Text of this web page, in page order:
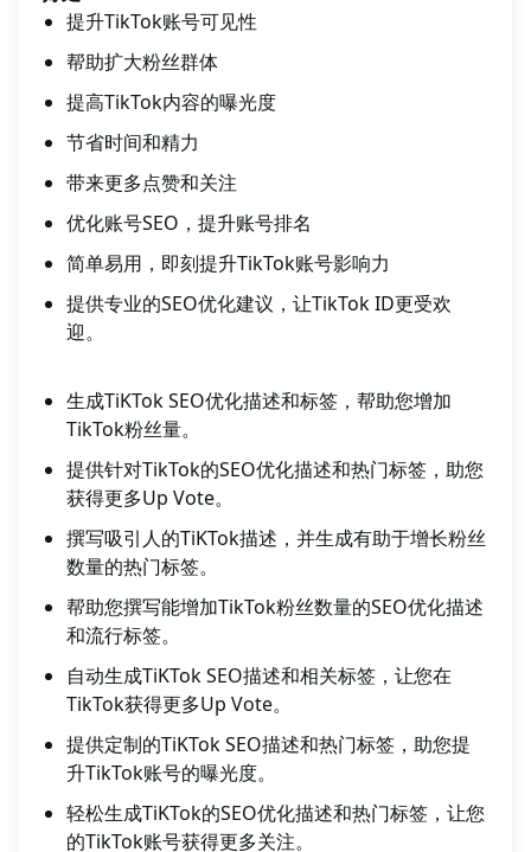
提升TikTok账号可见性
帮助扩大粉丝群体
提高TikTok内容的曝光度
节省时间和精力
带来更多点赞和关注
优化账号SEO，提升账号排名
简单易用，即刻提升TikTok账号影响力
提供专业的SEO优化建议，让TikTok ID更受欢
迎。
生成TiKTok SEO优化描述和标签，帮助您增加
TikTok粉丝量。
提供针对TikTok的SEO优化描述和热门标签，助您
获得更多Up Vote。
撰写吸引人的TiKTok描述，并生成有助于增长粉丝
数量的热门标签。
帮助您撰写能增加TikTok粉丝数量的SEO优化描述
和流行标签。
自动生成TiKTok SEO描述和相关标签，让您在
TikTok获得更多Up Vote。
提供定制的TiKTok SEO描述和热门标签，助您提
升TikTok账号的曝光度。
轻松生成TiKTok的SEO优化描述和热门标签，让您
的TikTok账号获得更多关注。